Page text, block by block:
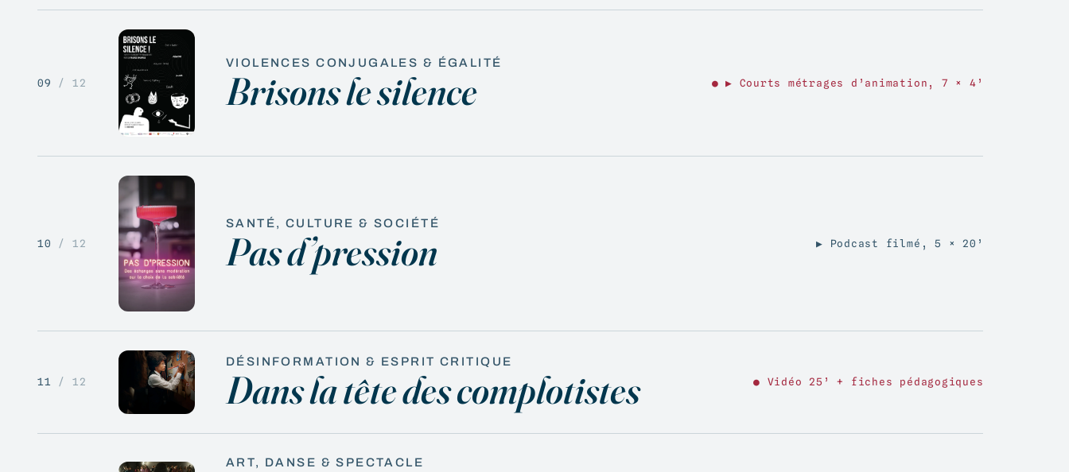
09 / 12
VIOLENCES CONJUGALES & ÉGALITÉ
Brisons le silence ● ▶ Courts métrages d’animation, 7 × 4’
10 / 12
SANTÉ, CULTURE & SOCIÉTÉ
Pas d’pression ▶ Podcast filmé, 5 × 20’
11 / 12
DÉSINFORMATION & ESPRIT CRITIQUE
Dans la tête des complotistes ● Vidéo 25’ + fiches pédagogiques
ART, DANSE & SPECTACLE